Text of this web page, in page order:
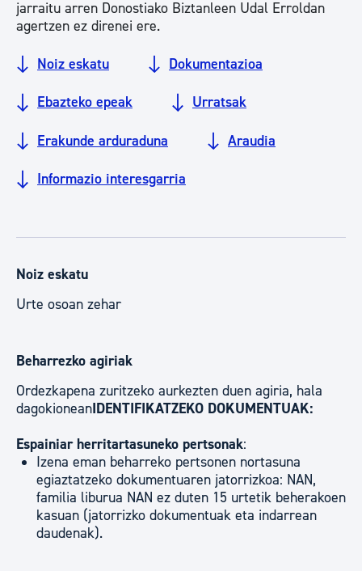
jarraitu arren Donostiako Biztanleen Udal Erroldan
agertzen ez direnei ere.
Noiz eskatu Dokumentazioa
Ebazteko epeak Urratsak
Erakunde arduraduna Araudia
Informazio interesgarria
Noiz eskatu
Urte osoan zehar
Beharrezko agiriak
Ordezkapena zuritzeko aurkezten duen agiria, hala
dagokioneanIDENTIFIKATZEKO DOKUMENTUAK:
Espainiar herritartasuneko pertsonak:
Izena eman beharreko pertsonen nortasuna
egiaztatzeko dokumentuaren jatorrizkoa: NAN,
familia liburua NAN ez duten 15 urtetik beherakoen
kasuan (jatorrizko dokumentuak eta indarrean
daudenak).